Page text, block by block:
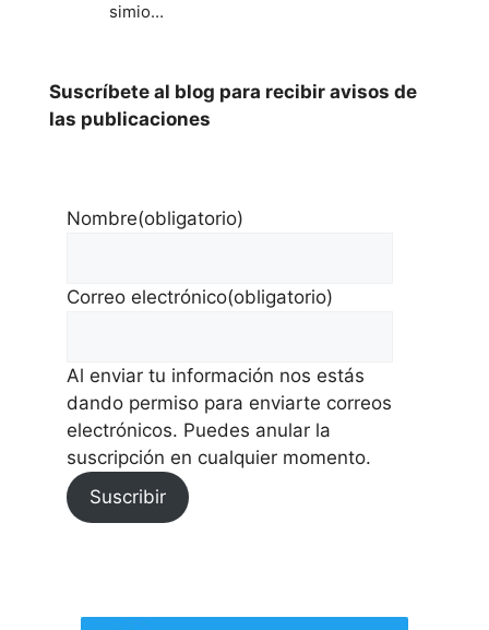
simio…
Suscríbete al blog para recibir avisos de
las publicaciones
Nombre(obligatorio)
Correo electrónico(obligatorio)
Al enviar tu información nos estás
dando permiso para enviarte correos
electrónicos. Puedes anular la
suscripción en cualquier momento.
Suscribir